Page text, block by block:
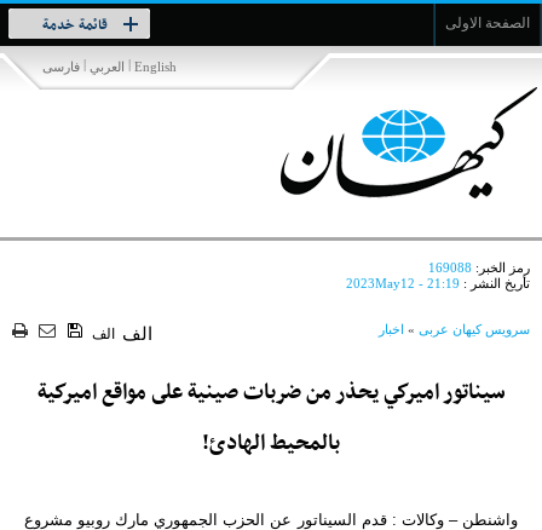
الصفحة الاولى قائمة خدمة
Toggle
navigation
فارسی | العربي | English
رمز الخبر: 169088
تأريخ النشر : 2023May12 - 21:19
سرویس کیهان عربی » اخبار الف الف
سيناتور اميركي يحذر من ضربات صينية على مواقع اميركية
بالمحيط الهادئ!
واشنطن – وكالات : قدم السيناتور عن الحزب الجمهوري مارك روبيو مشروع